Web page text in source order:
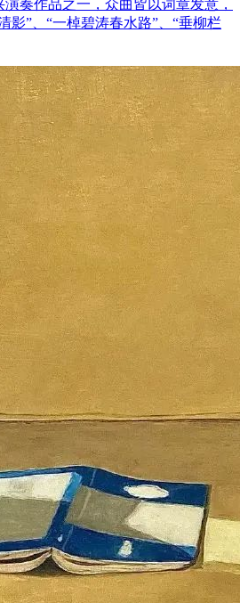
奏作品之一，众曲皆以词章发意，
影”、“一棹碧涛春水路”、“垂柳栏